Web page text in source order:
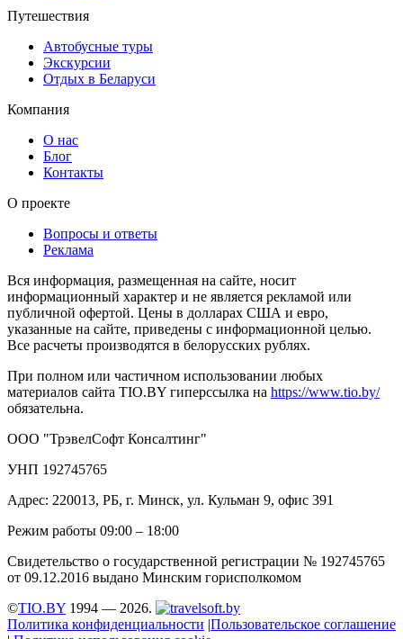
Путешествия
Автобусные туры
Экскурсии
Отдых в Беларуси
Компания
О нас
Блог
Контакты
О проекте
Вопросы и ответы
Реклама
Вся информация, размещенная на сайте, носит
информационный характер и не является рекламой или
публичной офертой. Цены в долларах США и евро,
указанные на сайте, приведены с информационной целью.
Все расчеты производятся в белорусских рублях.
При полном или частичном использовании любых
материалов сайта TIO.BY гиперссылка на https://www.tio.by/
обязательна.
ООО "ТрэвелСофт Консалтинг"
УНП 192745765
Адрес: 220013, РБ, г. Минск, ул. Кульман 9, офис 391
Режим работы 09:00 – 18:00
Свидетельство о государственной регистрации № 192745765
от 09.12.2016 выдано Минским горисполкомом
©TIO.BY 1994 — 2026.
Политика конфиденциальности |Пользовательское соглашение